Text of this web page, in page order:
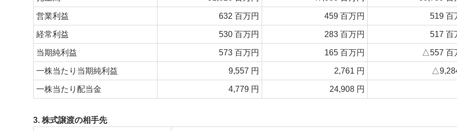
営業利益 632 百万円 459 百万円 519 百
経常利益 530 百万円 283 百万円 517 百
当期純利益 573 百万円 165 百万円 △557 百
一株当たり当期純利益 9,557 円 2,761 円
一株当たり配当金 4,779 円 24,908 円
3. 株式譲渡の相手先